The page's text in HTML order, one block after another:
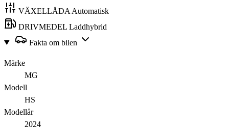
VÄXELLÅDA Automatisk
DRIVMEDEL Laddhybrid
Fakta om bilen
Märke
MG
Modell
HS
Modellår
2024